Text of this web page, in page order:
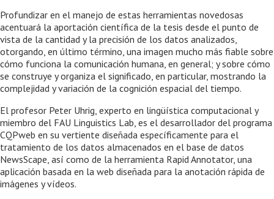
Profundizar en el manejo de estas herramientas novedosas
acentuará la aportación científica de la tesis desde el punto de
vista de la cantidad y la precisión de los datos analizados,
otorgando, en último término, una imagen mucho más fiable sobre
cómo funciona la comunicación humana, en general; y sobre cómo
se construye y organiza el significado, en particular, mostrando la
complejidad y variación de la cognición espacial del tiempo.
El profesor Peter Uhrig, experto en lingüística computacional y
miembro del FAU Linguistics Lab, es el desarrollador del programa
CQPweb en su vertiente diseñada específicamente para el
tratamiento de los datos almacenados en el base de datos
NewsScape, así como de la herramienta Rapid Annotator, una
aplicación basada en la web diseñada para la anotación rápida de
imágenes y vídeos.